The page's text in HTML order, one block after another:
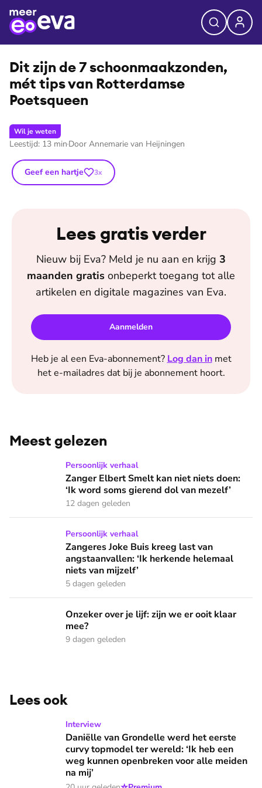
⭐Premium
©Shutterstock
Dit zijn de 7 schoon­maak­zon­den,
mét tips van Rotterdamse
Poetsqueen
Wil je weten
Leestijd: 13 min Door Annemarie van Heijningen
Geef een hartje 3x
Lees gratis verder
Nieuw bij Eva? Meld je nu aan en krijg 3
maanden gratis onbeperkt toegang tot alle
artikelen en digitale magazines van Eva.
Aanmelden
Heb je al een Eva-abonnement? Log dan in met
het e-mailadres dat bij je abonnement hoort.
Meest gelezen
Zanger Elbert Smelt kan niet niets doen: ‘Ik word soms
Persoonlijk verhaal
Zanger Elbert Smelt kan niet niets doen:
‘Ik word soms gierend dol van mezelf’
12 dagen geleden
Zangeres Joke Buis kreeg last van angstaanvallen: ‘Ik
Persoonlijk verhaal
Zangeres Joke Buis kreeg last van
angstaanvallen: ‘Ik herkende helemaal
niets van mijzelf’
5 dagen geleden
Onzeker over je lijf: zijn we er ooit klaar mee?
Onzeker over je lijf: zijn we er ooit klaar
mee?
9 dagen geleden
Lees ook
Daniëlle van Grondelle werd het eerste curvy topmodel
Interview
Daniëlle van Grondelle werd het eerste
curvy topmodel ter wereld: ‘Ik heb een
weg kunnen openbreken voor alle meiden
na mij’